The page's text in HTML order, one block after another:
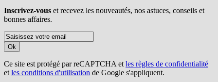
Inscrivez-vous et recevez les nouveautés, nos astuces, conseils et
bonnes affaires.
Ok
Ce site est protégé par reCAPTCHA etles règles de confidentialité
etles conditions d'utilisation de Google s'appliquent.